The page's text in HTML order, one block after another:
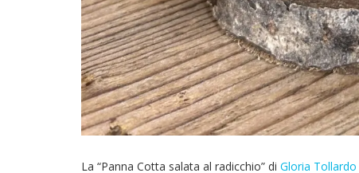
La “Panna Cotta salata al radicchio” di Gloria Tollardo